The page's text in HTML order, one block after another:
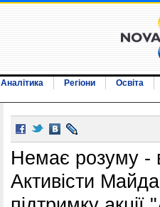
Аналітика Регіони Освіта
Немає розуму -
Активісти